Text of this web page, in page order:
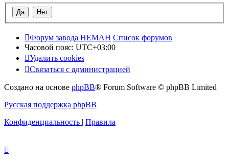
Форум завода НЕМАН Список форумов
Часовой пояс: UTC+03:00
Удалить cookies
Связаться с администрацией
Создано на основе phpBB® Forum Software © phpBB Limited
Русская поддержка phpBB
Конфиденциальность | Правила